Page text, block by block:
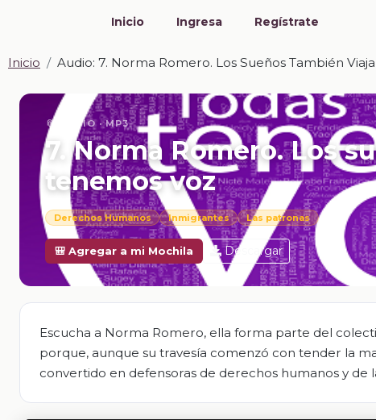
Inicio Ingresa Regístrate
Inicio Audio: 7. Norma Romero. Los Sueños También
📎 AUDIO · MP3
7. Norma Romero. Los
tenemos voz
Derechos Humanos Inmigrantes Las patronas
🎒 Agregar a mi Mochila Descargar
Escucha a Norma Romero, ella forma parte del
porque, aunque su travesía comenzó con tender la
convertido en defensoras de derechos humanos y de